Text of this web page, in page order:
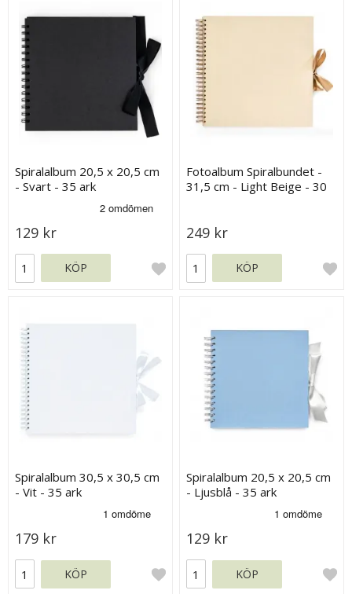
Spiralalbum 20,5 x 20,5 cm
- Svart - 35 ark
129 kr
KÖP
Fotoalbum Spiralbundet -
31,5 cm - Light Beige - 30
249 kr
KÖP
Spiralalbum 30,5 x 30,5 cm
- Vit - 35 ark
179 kr
KÖP
Spiralalbum 20,5 x 20,5 cm
- Ljusblå - 35 ark
129 kr
KÖP